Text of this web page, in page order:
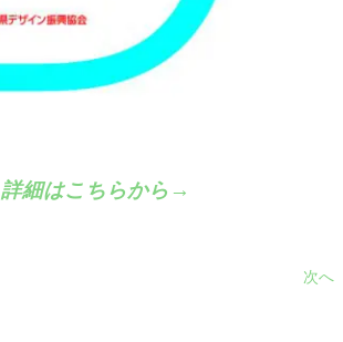
詳細はこちらから→
次へ